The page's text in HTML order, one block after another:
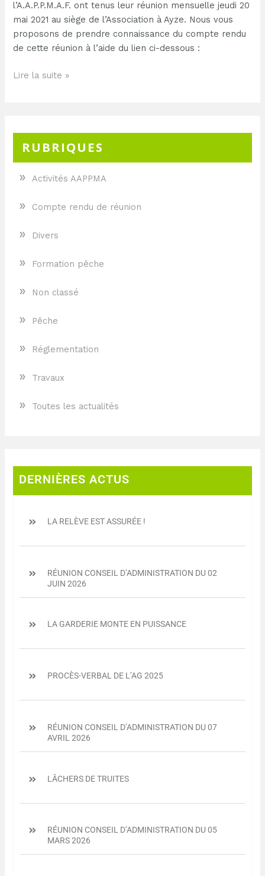
RUBRIQUES
» Activités AAPPMA
» Compte rendu de réunion
» Divers
» Formation pêche
» Non classé
» Pêche
» Réglementation
» Travaux
» Toutes les actualités
DERNIÈRES ACTUS
LA RELÈVE EST ASSURÉE !
RÉUNION CONSEIL D’ADMINISTRATION DU 02
JUIN 2026
LA GARDERIE MONTE EN PUISSANCE
PROCÈS-VERBAL DE L’AG 2025
RÉUNION CONSEIL D’ADMINISTRATION DU 07
AVRIL 2026
LÂCHERS DE TRUITES
RÉUNION CONSEIL D’ADMINISTRATION DU 05
MARS 2026
l’A.A.P.P.M.A.F. ont tenus leur réunion mensuelle jeudi 20
mai 2021 au siège de l’Association à Ayze. Nous vous
proposons de prendre connaissance du compte rendu
de cette réunion à l’aide du lien ci-dessous :
Lire la suite »